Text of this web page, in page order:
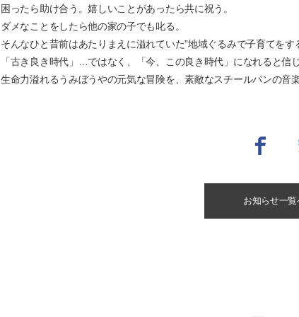
困ったら助け合う。嬉しいことがあったら共に祝う。
ダメなことをしたら他の家の子でも叱る。
そんなひと昔前はあたりまえに溢れていた”地域ぐるみで子育てを
「古き良き時代」…ではなく、「今、この良き時代」になれると信
生命力溢れるうみぼうやの元気な冒険を、素敵なスチールパンの音
お知らせ一覧